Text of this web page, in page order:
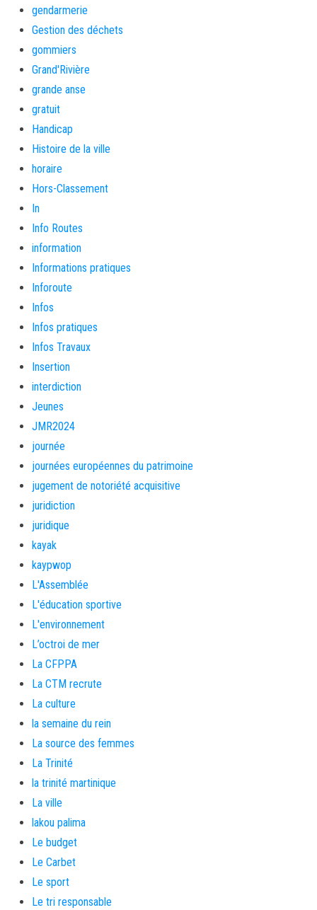
gendarmerie
Gestion des déchets
gommiers
Grand'Rivière
grande anse
gratuit
Handicap
Histoire de la ville
horaire
Hors-Classement
In
Info Routes
information
Informations pratiques
Inforoute
Infos
Infos pratiques
Infos Travaux
Insertion
interdiction
Jeunes
JMR2024
journée
journées européennes du patrimoine
jugement de notoriété acquisitive
juridiction
juridique
kayak
kaypwop
L'Assemblée
L'éducation sportive
L'environnement
L’octroi de mer
La CFPPA
La CTM recrute
La culture
la semaine du rein
La source des femmes
La Trinité
la trinité martinique
La ville
lakou palima
Le budget
Le Carbet
Le sport
Le tri responsable